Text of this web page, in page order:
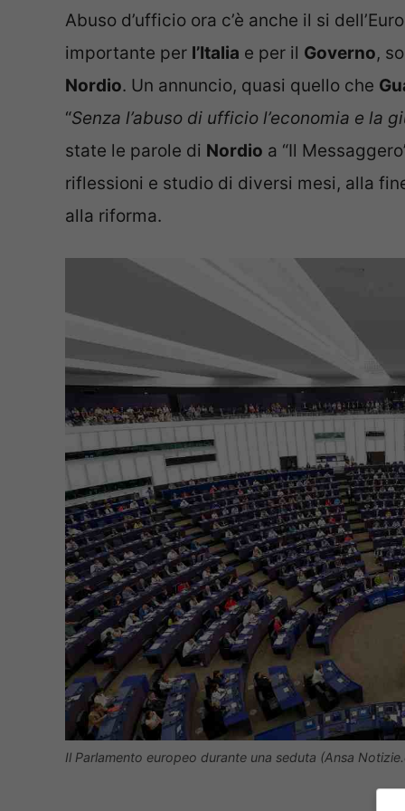
Abuso d’ufficio ora c’è anche il si
importante per l’Italia e per il Governo,
Nordio. Un annuncio, quasi quello che
“Senza l’abuso di ufficio l’economia e la
state le parole di Nordio a “Il
riflessioni e studio di diversi mesi, alla
alla riforma.
Il Parlamento europeo durante una seduta (Ansa